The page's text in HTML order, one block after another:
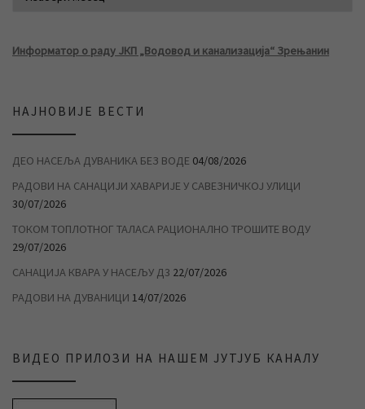
Информатор о раду ЈКП „Водовод и канализација“ Зрењанин
НАЈНОВИЈЕ ВЕСТИ
ДЕО НАСЕЉА ДУВАНИКА БЕЗ ВОДЕ 04/08/2026
РАДОВИ НА САНАЦИЈИ ХАВАРИЈЕ У САВЕЗНИЧКОЈ УЛИЦИ
30/07/2026
ТОКОМ ТОПЛОТНОГ ТАЛАСА РАЦИОНАЛНО ТРОШИТЕ ВОДУ
29/07/2026
САНАЦИЈА КВАРА У НАСЕЉУ Д3 22/07/2026
РАДОВИ НА ДУВАНИЦИ 14/07/2026
ВИДЕО ПРИЛОЗИ НА НАШЕМ ЈУТЈУБ КАНАЛУ